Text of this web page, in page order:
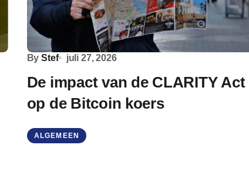
By Stef juli 27, 2026
De impact van de CLARITY Act
op de Bitcoin koers
ALGEMEEN